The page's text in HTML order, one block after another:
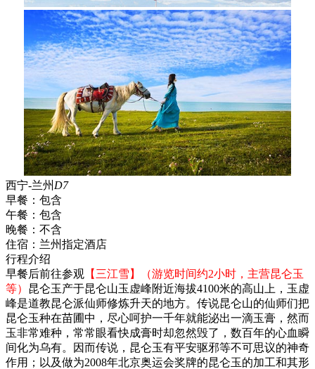
西宁-兰州 D7
早餐： 包含
午餐： 包含
晚餐： 不含
住宿： 兰州指定酒店
行程介绍
早餐后前往参观 【三江雪】（游览时间约2小时，主营昆仑玉
等） 昆仑玉产于昆仑山玉虚峰附近海拔4100米的高山上，玉虚
峰是道教昆仑派仙师修炼升天的地方。传说昆仑山的仙师们把
昆仑玉种在苗圃中，尽心呵护一千年就能泌出一滴玉膏，然而
玉非常难种，常常眼看快成膏时却忽然毁了，数百年的心血瞬
间化为乌有。因而传说，昆仑玉有平安驱邪等不可思议的神奇
作用；以及做为2008年北京奥运会奖牌的昆仑玉的加工和其形